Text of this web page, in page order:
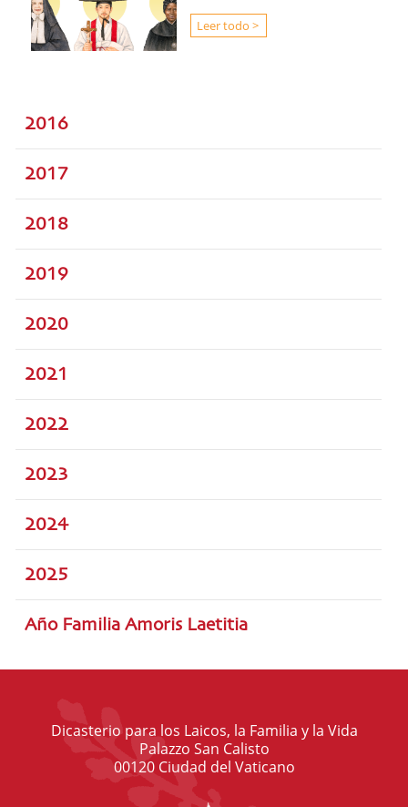
Leer todo >
2016
2017
2018
2019
2020
2021
2022
2023
2024
2025
Año Familia Amoris Laetitia
Dicasterio para los Laicos, la Familia y la Vida
Palazzo San Calisto
00120 Ciudad del Vaticano